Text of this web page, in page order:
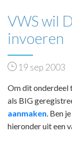
VWS wil
invoeren
19 sep 2003
Om dit onderdeel
als BIG
aanmaken . Ben
hieronder uit een